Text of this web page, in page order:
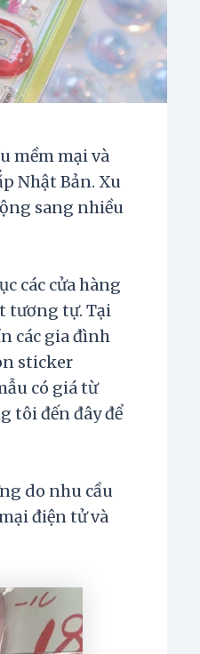
mềm mại và
Nhật Bản. Xu
sang nhiều
các cửa hàng
tương tự. Tại
các gia đình
sticker
có giá từ
tôi đến đây để
do nhu cầu
điện tử và